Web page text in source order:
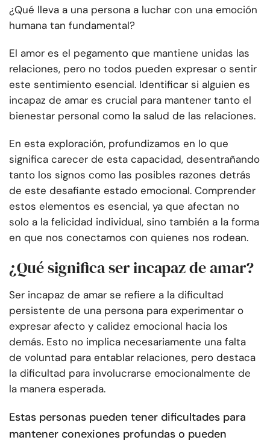
¿Qué lleva a una persona a luchar con una emoción
humana tan fundamental?
El amor es el pegamento que mantiene unidas las
relaciones, pero no todos pueden expresar o sentir
este sentimiento esencial. Identificar si alguien es
incapaz de amar es crucial para mantener tanto el
bienestar personal como la salud de las relaciones.
En esta exploración, profundizamos en lo que
significa carecer de esta capacidad, desentrañando
tanto los signos como las posibles razones detrás
de este desafiante estado emocional. Comprender
estos elementos es esencial, ya que afectan no
solo a la felicidad individual, sino también a la forma
en que nos conectamos con quienes nos rodean.
¿Qué significa ser incapaz de amar?
Ser incapaz de amar se refiere a la dificultad
persistente de una persona para experimentar o
expresar afecto y calidez emocional hacia los
demás. Esto no implica necesariamente una falta
de voluntad para entablar relaciones, pero destaca
la dificultad para involucrarse emocionalmente de
la manera esperada.
Estas personas pueden tener dificultades para
mantener conexiones profundas o pueden